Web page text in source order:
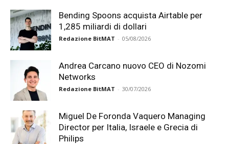
Bending Spoons acquista Airtable per
1,285 miliardi di dollari
Redazione BitMAT - 05/08/2026
Andrea Carcano nuovo CEO di Nozomi
Networks
Redazione BitMAT - 30/07/2026
Miguel De Foronda Vaquero Managing
Director per Italia, Israele e Grecia di
Philips